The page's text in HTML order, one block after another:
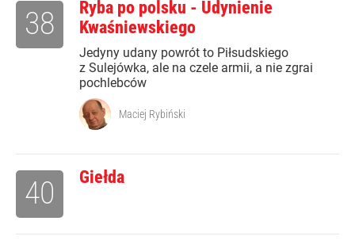
Ryba po polsku - Udynienie
Kwaśniewskiego
Jedyny udany powrót to Piłsudskiego
z Sulejówka, ale na czele armii, a nie zgrai
pochlebców
38
Maciej Rybiński
Giełda
40